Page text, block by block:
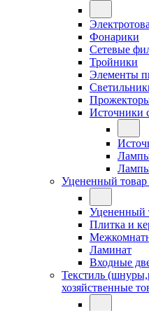
Фонарики
Сетевые
Тройники
Элементы
Источники
Уцененный товар
Уцененный
Плитка и
Ламинат
Входные
Текстиль
хозяйственные